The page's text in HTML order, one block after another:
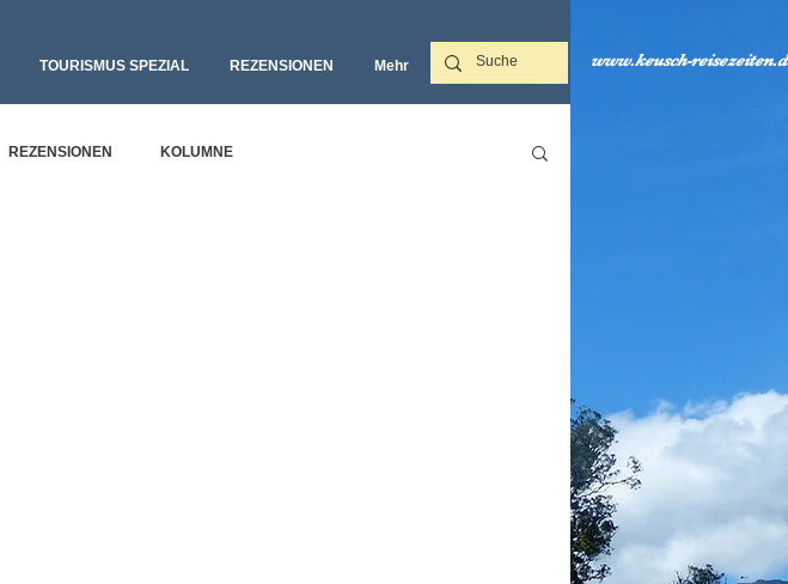
TOURISMUS SPEZIAL REZENSIONEN Mehr‎ www.keusch-
REZENSIONEN KOLUMNE